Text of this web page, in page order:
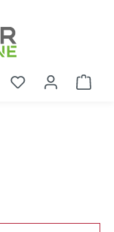
Du hast 0